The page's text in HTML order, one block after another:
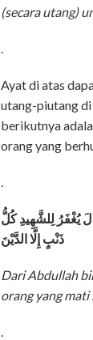
(secara utang)
.
Ayat di atas
utang-piutang di
berikutnya
orang yang
.
يُغْفَرُ لِلشَّهِيدِ كُلُّ
ذَنْبٍ إِلَّا الدَّيْنَ
Dari Abdullah
orang yang mati
.